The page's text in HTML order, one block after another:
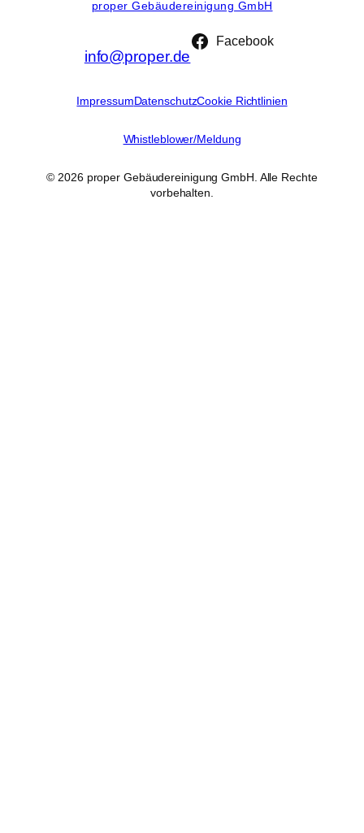
proper Gebäudereinigung GmbH
info@proper.de
Facebook
ImpressumDatenschutzCookie Richtlinien
Whistleblower/Meldung
© 2026 proper Gebäudereinigung GmbH. Alle Rechte
vorbehalten.